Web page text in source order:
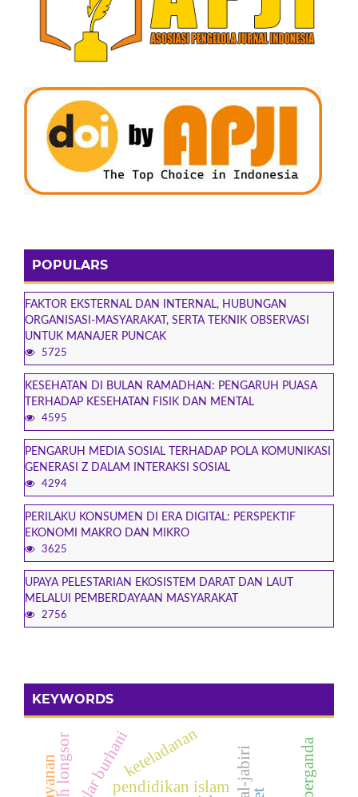
POPULARS
FAKTOR EKSTERNAL DAN INTERNAL, HUBUNGAN
ORGANISASI-MASYARAKAT, SERTA TEKNIK OBSERVASI
UNTUK MANAJER PUNCAK
5725
KESEHATAN DI BULAN RAMADHAN: PENGARUH PUASA
TERHADAP KESEHATAN FISIK DAN MENTAL
4595
PENGARUH MEDIA SOSIAL TERHADAP POLA KOMUNIKASI
GENERASI Z DALAM INTERAKSI SOSIAL
4294
PERILAKU KONSUMEN DI ERA DIGITAL: PERSPEKTIF
EKONOMI MAKRO DAN MIKRO
3625
UPAYA PELESTARIAN EKOSISTEM DARAT DAN LAUT
MELALUI PEMBERDAYAAN MASYARAKAT
2756
KEYWORDS
pendidikan islam
nalar burhaniketeladanan